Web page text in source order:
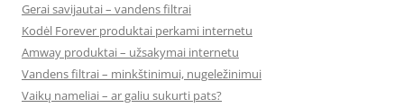
Gerai savijautai – vandens filtrai
Kodėl Forever produktai perkami internetu
Amway produktai – užsakymai internetu
Vandens filtrai – minkštinimui, nugeležinimui
Vaikų nameliai – ar galiu sukurti pats?